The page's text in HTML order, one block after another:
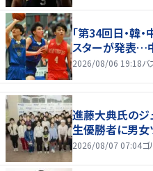
「第34回日・韓
スターが発表…
2026/08/06 19:18バ
進藤大典氏の
生優勝者に男
2026/08/07 07:04ゴ